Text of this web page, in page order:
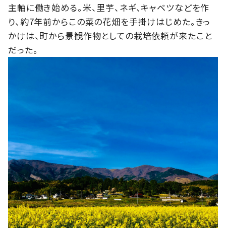
主軸に働き始める。米、里芋、ネギ、キャベツなどを作
り、約7年前からこの菜の花畑を手掛けはじめた。きっ
かけは、町から景観作物としての栽培依頼が来たこと
だった。